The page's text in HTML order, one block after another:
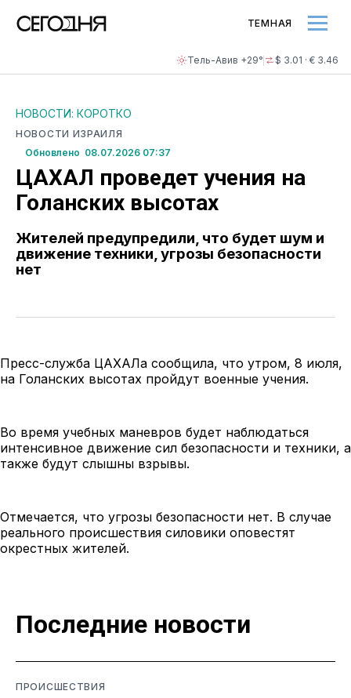
Тель-Авив +29° $ 3.01 · € 3.46
ТЕМНАЯ
НОВОСТИ: КОРОТКО
НОВОСТИ ИЗРАИЛЯ
Обновлено 08.07.2026 07:37
ЦАХАЛ проведет учения на
Голанских высотах
Жителей предупредили, что будет шум и
движение техники, угрозы безопасности
нет
Пресс-служба ЦАХАЛа сообщила, что утром, 8 июля,
на Голанских высотах пройдут военные учения.
Во время учебных маневров будет наблюдаться
интенсивное движение сил безопасности и техники, а
также будут слышны взрывы.
Отмечается, что угрозы безопасности нет. В случае
реального происшествия силовики оповестят
окрестных жителей.
Последние новости
ПРОИСШЕСТВИЯ